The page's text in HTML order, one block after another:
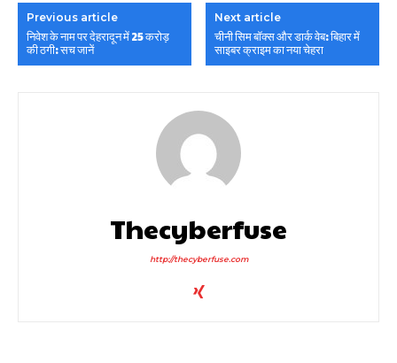
Previous article
निवेश के नाम पर देहरादून में 25 करोड़
की ठगी: सच जानें
Next article
चीनी सिम बॉक्स और डार्क वेब: बिहार में
साइबर क्राइम का नया चेहरा
Thecyberfuse
http://thecyberfuse.com